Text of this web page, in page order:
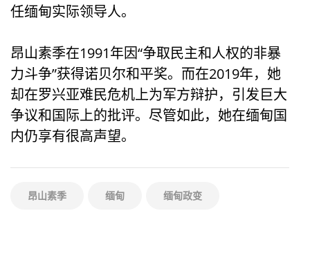
任缅甸实际领导人。
昂山素季在1991年因“争取民主和人权的非暴
力斗争”获得诺贝尔和平奖。而在2019年，她
却在罗兴亚难民危机上为军方辩护，引发巨大
争议和国际上的批评。尽管如此，她在缅甸国
内仍享有很高声望。
昂山素季 缅甸 缅甸政变